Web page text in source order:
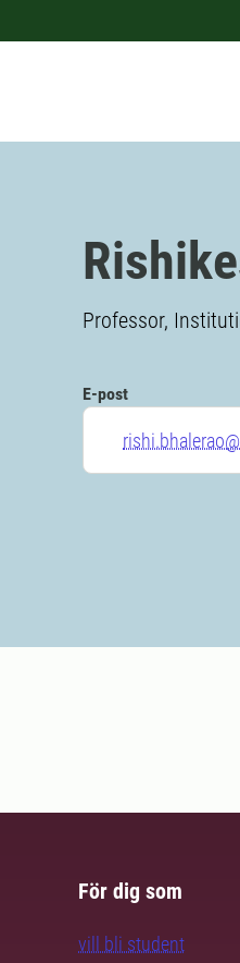
Professor,
E-post
För dig som
vill bli student